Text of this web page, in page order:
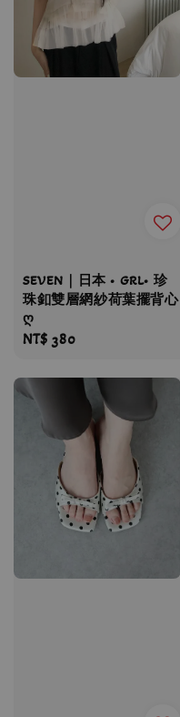
SEVEN｜日本 • GRL• 珍
珠釦雙層網紗荷葉擺背心
ღ
Regular
NT$ 380